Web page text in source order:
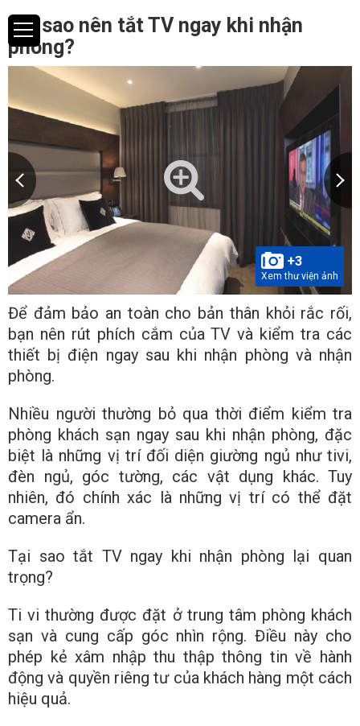
Tại sao nên tắt TV ngay khi nhận
phòng?
+3
Xem thư viện ảnh
Để đảm bảo an toàn cho bản thân khỏi rắc rối,
bạn nên rút phích cắm của TV và kiểm tra các
thiết bị điện ngay sau khi nhận phòng và nhận
phòng.
Nhiều người thường bỏ qua thời điểm kiểm tra
phòng khách sạn ngay sau khi nhận phòng, đặc
biệt là những vị trí đối diện giường ngủ như tivi,
đèn ngủ, góc tường, các vật dụng khác. Tuy
nhiên, đó chính xác là những vị trí có thể đặt
camera ẩn.
Tại sao tắt TV ngay khi nhận phòng lại quan
trọng?
Ti vi thường được đặt ở trung tâm phòng khách
sạn và cung cấp góc nhìn rộng. Điều này cho
phép kẻ xâm nhập thu thập thông tin về hành
động và quyền riêng tư của khách hàng một cách
hiệu quả.